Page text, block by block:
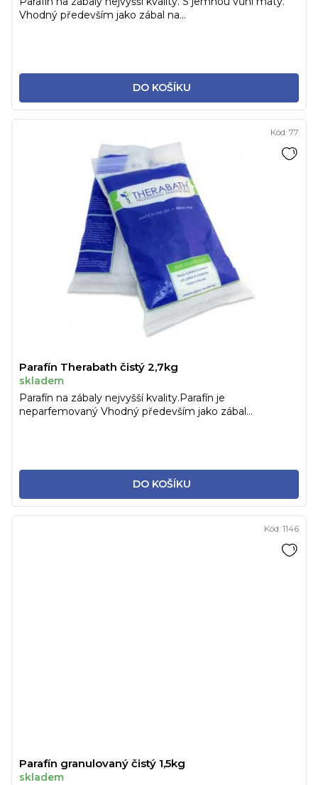
DO KOŠÍKU
Vhodný především jako zábal na...
Parafín Therabath čistý 2,7kg
skladem
DO KOŠÍKU
Parafín na zábaly nejvyšší kvality.Parafín je
neparfemovaný Vhodný především jako zábal...
Kód: 77
Parafín granulovaný čistý 1,5kg
skladem
Kód: 1146